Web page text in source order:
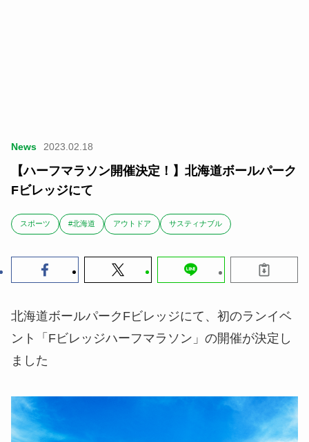
News 2023.02.18
【ハーフマラソン開催決定！】北海道ボールパーク
Fビレッジにて
スポーツ #北海道 アウトドア サスティナブル
北海道ボールパークFビレッジにて、初のランイベ
ント「Fビレッジハーフマラソン」の開催が決定し
ました